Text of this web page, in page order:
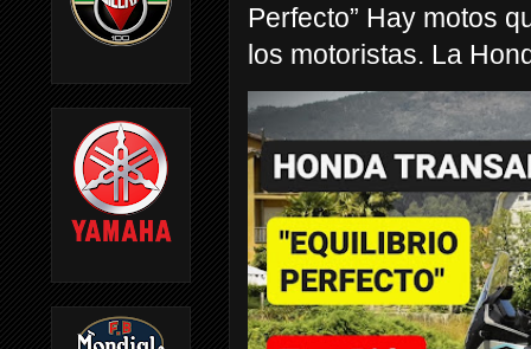
Perfecto” Hay motos
los motoristas. La